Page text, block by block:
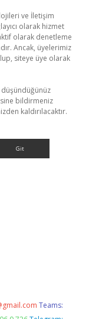
ve İletişim
olarak hizmet
olarak denetleme
Ancak, üyelerimiz
siteye üye olarak
düşündüğünüz
bildirmeniz
kaldırılacaktır.
Teams: